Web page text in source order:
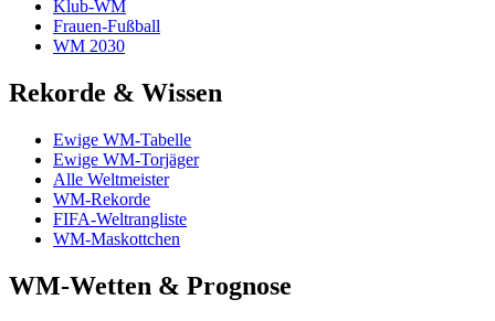
Klub-WM
Frauen-Fußball
WM 2030
Rekorde & Wissen
Ewige WM-Tabelle
Ewige WM-Torjäger
Alle Weltmeister
WM-Rekorde
FIFA-Weltrangliste
WM-Maskottchen
WM-Wetten & Prognose